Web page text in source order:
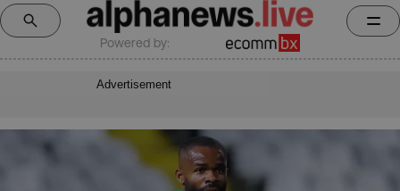
Powered by:
Advertisement